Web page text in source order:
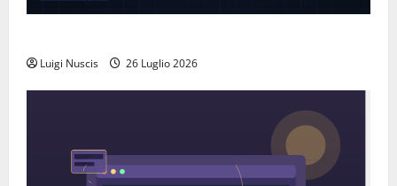
Luigi Nuscis 26 Luglio 2026